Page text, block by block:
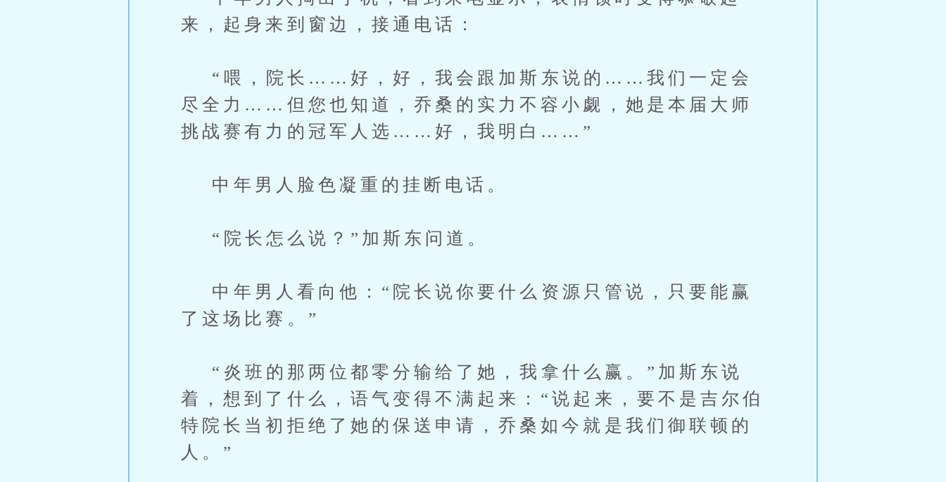
来，起身来到窗边，接通电话：
“喂，院长……好，好，我会跟加斯东说的……我们一定会
尽全力……但您也知道，乔桑的实力不容小觑，她是本届大师
挑战赛有力的冠军人选……好，我明白……”
中年男人脸色凝重的挂断电话。
“院长怎么说？”加斯东问道。
中年男人看向他：“院长说你要什么资源只管说，只要能赢
了这场比赛。”
“炎班的那两位都零分输给了她，我拿什么赢。”加斯东说
着，想到了什么，语气变得不满起来：“说起来，要不是吉尔伯
特院长当初拒绝了她的保送申请，乔桑如今就是我们御联顿的
人。”